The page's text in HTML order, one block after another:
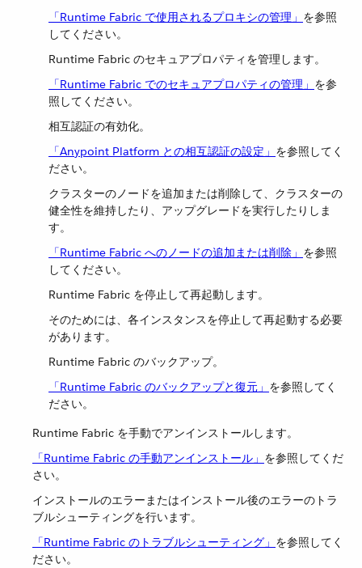
「Runtime Fabric で使用されるプロキシの管理」 ​を参照
してください。
Runtime Fabric のセキュアプロパティを管理します。
「Runtime Fabric でのセキュアプロパティの管理」 ​を参
照してください。
相互認証の有効化。
「Anypoint Platform との相互認証の設定」 ​を参照してく
ださい。
クラスターのノードを追加または削除して、クラスターの
健全性を維持したり、アップグレードを実行したりしま
す。
「Runtime Fabric へのノードの追加または削除」 ​を参照
してください。
Runtime Fabric を停止して再起動します。
そのためには、各インスタンスを停止して再起動する必要
があります。
Runtime Fabric のバックアップ。
「Runtime Fabric のバックアップと復元」 ​を参照してく
ださい。
Runtime Fabric を手動でアンインストールします。
「Runtime Fabric の手動アンインストール」 ​を参照してくだ
さい。
インストールのエラーまたはインストール後のエラーのトラ
ブルシューティングを行います。
「Runtime Fabric のトラブルシューティング」 ​を参照してく
ださい。